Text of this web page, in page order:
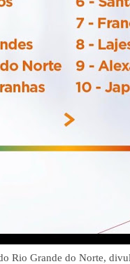
Rio Grande do Norte,